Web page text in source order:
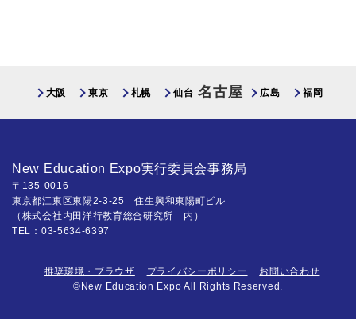
大阪 東京 札幌 仙台 名古屋 広島 福岡
New Education Expo実行委員会事務局
〒135-0016
東京都江東区東陽2-3-25 住生興和東陽町ビル
（株式会社内田洋行教育総合研究所 内）
TEL：03-5634-6397
推奨環境・ブラウザ プライバシーポリシー
お問い合わせ
©New Education Expo All Rights Reserved.